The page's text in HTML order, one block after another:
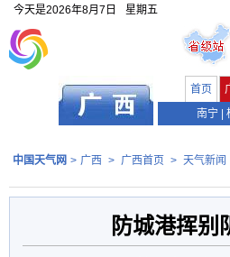
今天是2026年8月7日 星期五
首页
南宁
中国天气网 > 广西 > 广西首页 > 天气新闻
防城港挥别